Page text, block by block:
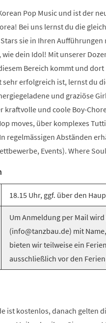
Pop Music und ist der
Bei uns lernst du die
sie in Ihren Aufführungen
wie dein Idol! Mit unserer
Bereich kommt und dort
erfolgreich ist, lernst du
und graziöse
kraftvolle und coole Boy-
moves, über komplexes
regelmässigen Abständen
Events). Where
18.15 Uhr, ggf. über den
Um Anmeldung per Mail
(info@tanzbau.de) mit
bieten wir teilweise ein
ausschließlich vor den
ist kostenlos, danach gelten